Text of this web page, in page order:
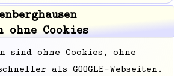
ohne Cookies
sind ohne Cookies, ohne
als GOOGLE-Webseiten.